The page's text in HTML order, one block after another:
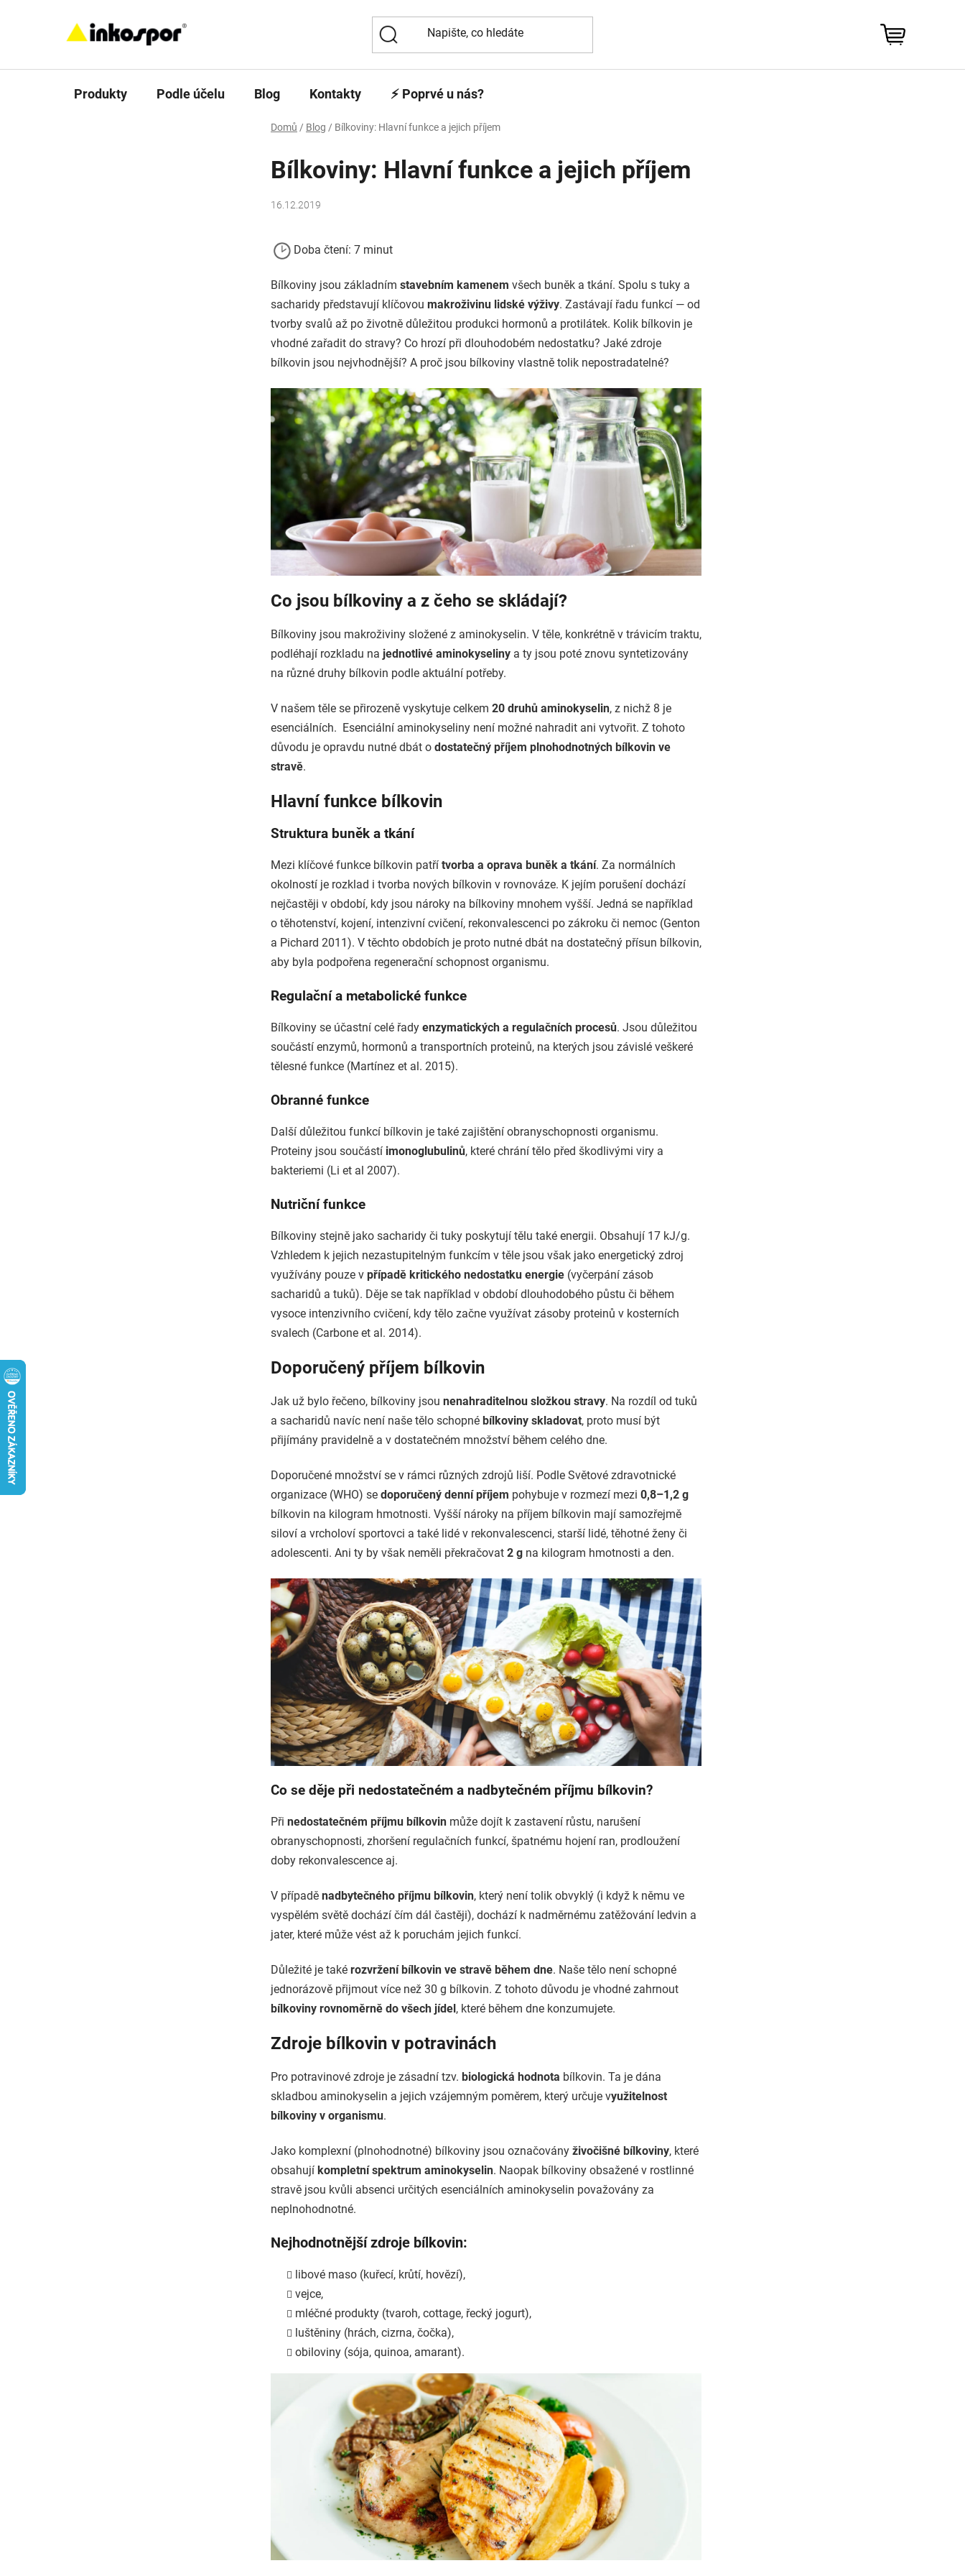
Produkty Podle účelu Blog Kontakty ⚡️ Poprvé u nás?
Domů / Blog / Bílkoviny: Hlavní funkce a jejich příjem
Bílkoviny: Hlavní funkce a jejich příjem
16.12.2019
Doba čtení: 7 minut
Bílkoviny jsou základním stavebním kamenem všech buněk a tkání. Spolu s tuky a
sacharidy představují klíčovou makroživinu lidské výživy. Zastávají řadu funkcí — od
tvorby svalů až po životně důležitou produkci hormonů a protilátek. Kolik bílkovin je
vhodné zařadit do stravy? Co hrozí při dlouhodobém nedostatku? Jaké zdroje
bílkovin jsou nejvhodnější? A proč jsou bílkoviny vlastně tolik nepostradatelné?
Co jsou bílkoviny a z čeho se skládají?
Bílkoviny jsou makroživiny složené z aminokyselin. V těle, konkrétně v trávicím traktu,
podléhají rozkladu na jednotlivé aminokyseliny a ty jsou poté znovu syntetizovány
na různé druhy bílkovin podle aktuální potřeby.
V našem těle se přirozeně vyskytuje celkem 20 druhů aminokyselin, z nichž 8 je
esenciálních. Esenciální aminokyseliny není možné nahradit ani vytvořit. Z tohoto
důvodu je opravdu nutné dbát o dostatečný příjem plnohodnotných bílkovin ve
stravě.
Hlavní funkce bílkovin
Struktura buněk a tkání
Mezi klíčové funkce bílkovin patří tvorba a oprava buněk a tkání. Za normálních
okolností je rozklad i tvorba nových bílkovin v rovnováze. K jejím porušení dochází
nejčastěji v období, kdy jsou nároky na bílkoviny mnohem vyšší. Jedná se například
o těhotenství, kojení, intenzivní cvičení, rekonvalescenci po zákroku či nemoc (Genton
a Pichard 2011). V těchto obdobích je proto nutné dbát na dostatečný přísun bílkovin,
aby byla podpořena regenerační schopnost organismu.
Regulační a metabolické funkce
Bílkoviny se účastní celé řady enzymatických a regulačních procesů. Jsou důležitou
součástí enzymů, hormonů a transportních proteinů, na kterých jsou závislé veškeré
tělesné funkce (Martínez et al. 2015).
Obranné funkce
Další důležitou funkcí bílkovin je také zajištění obranyschopnosti organismu.
Proteiny jsou součástí imonoglubulinů, které chrání tělo před škodlivými viry a
bakteriemi (Li et al 2007).
Nutriční funkce
Bílkoviny stejně jako sacharidy či tuky poskytují tělu také energii. Obsahují 17 kJ/g.
Vzhledem k jejich nezastupitelným funkcím v těle jsou však jako energetický zdroj
využívány pouze v případě kritického nedostatku energie (vyčerpání zásob
sacharidů a tuků). Děje se tak například v období dlouhodobého půstu či během
vysoce intenzivního cvičení, kdy tělo začne využívat zásoby proteinů v kosterních
svalech (Carbone et al. 2014).
Doporučený příjem bílkovin
Jak už bylo řečeno, bílkoviny jsou nenahraditelnou složkou stravy. Na rozdíl od tuků
a sacharidů navíc není naše tělo schopné bílkoviny skladovat, proto musí být
přijímány pravidelně a v dostatečném množství během celého dne.
Doporučené množství se v rámci různých zdrojů liší. Podle Světové zdravotnické
organizace (WHO) se doporučený denní příjem pohybuje v rozmezí mezi 0,8–1,2 g
bílkovin na kilogram hmotnosti. Vyšší nároky na příjem bílkovin mají samozřejmě
siloví a vrcholoví sportovci a také lidé v rekonvalescenci, starší lidé, těhotné ženy či
adolescenti. Ani ty by však neměli překračovat 2 g na kilogram hmotnosti a den.
Co se děje při nedostatečném a nadbytečném příjmu bílkovin?
Při nedostatečném příjmu bílkovin může dojít k zastavení růstu, narušení
obranyschopnosti, zhoršení regulačních funkcí, špatnému hojení ran, prodloužení
doby rekonvalescence aj.
V případě nadbytečného příjmu bílkovin, který není tolik obvyklý (i když k němu ve
vyspělém světě dochází čím dál častěji), dochází k nadměrnému zatěžování ledvin a
jater, které může vést až k poruchám jejich funkcí.
Důležité je také rozvržení bílkovin ve stravě během dne. Naše tělo není schopné
jednorázově přijmout více než 30 g bílkovin. Z tohoto důvodu je vhodné zahrnout
bílkoviny rovnoměrně do všech jídel, které během dne konzumujete.
Zdroje bílkovin v potravinách
Pro potravinové zdroje je zásadní tzv. biologická hodnota bílkovin. Ta je dána
skladbou aminokyselin a jejich vzájemným poměrem, který určuje využitelnost
bílkoviny v organismu.
Jako komplexní (plnohodnotné) bílkoviny jsou označovány živočišné bílkoviny, které
obsahují kompletní spektrum aminokyselin. Naopak bílkoviny obsažené v rostlinné
stravě jsou kvůli absenci určitých esenciálních aminokyselin považovány za
neplnohodnotné.
Nejhodnotnější zdroje bílkovin:
libové maso (kuřecí, krůtí, hovězí),
vejce,
mléčné produkty (tvaroh, cottage, řecký jogurt),
luštěniny (hrách, cizrna, čočka),
obiloviny (sója, quinoa, amarant).